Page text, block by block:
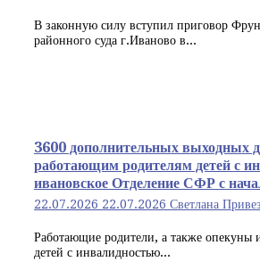
В законную силу вступил приговор
районного суда г.Иваново в...
3600 дополнительных выходных
работающим родителям детей с
ивановское Отделение СФР с
22.07.2026 22.07.2026 Светлана
Работающие родители, а также опекуны
детей с инвалидностью...